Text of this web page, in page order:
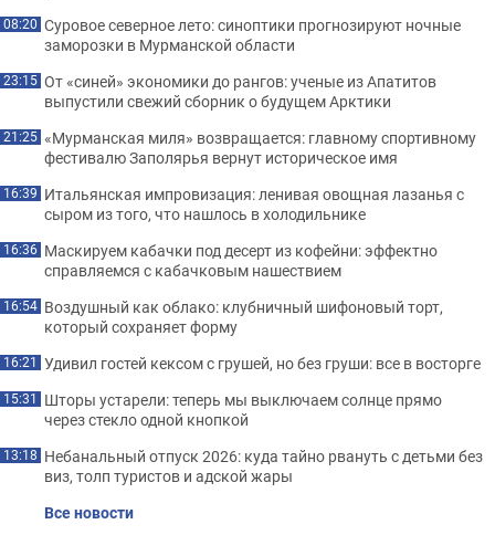
08:20 Суровое северное лето: синоптики прогнозируют ночные
заморозки в Мурманской области
23:15 От «синей» экономики до рангов: ученые из Апатитов
выпустили свежий сборник о будущем Арктики
21:25 «Мурманская миля» возвращается: главному спортивному
фестивалю Заполярья вернут историческое имя
16:39 Итальянская импровизация: ленивая овощная лазанья с
сыром из того, что нашлось в холодильнике
16:36 Маскируем кабачки под десерт из кофейни: эффектно
справляемся с кабачковым нашествием
16:54 Воздушный как облако: клубничный шифоновый торт,
который сохраняет форму
16:21 Удивил гостей кексом с грушей, но без груши: все в восторге
15:31 Шторы устарели: теперь мы выключаем солнце прямо
через стекло одной кнопкой
13:18 Небанальный отпуск 2026: куда тайно рвануть с детьми без
виз, толп туристов и адской жары
Все новости